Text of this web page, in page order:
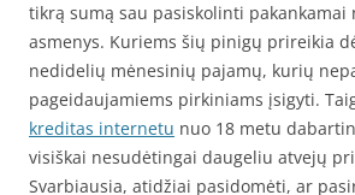
tikrą sumą sau pasiskolinti pakankamai
asmenys. Kuriems šių pinigų prireikia
nedidelių mėnesinių pajamų, kurių
pageidaujamiems pirkiniams įsigyti.
kreditas internetu nuo 18 metu
visiškai nesudėtingai daugeliu atvejų
Svarbiausia, atidžiai pasidomėti, ar